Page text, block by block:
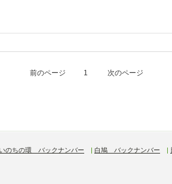
前のページ 1 次のページ
いのちの環 バックナンバー | 白鳩 バックナンバー |